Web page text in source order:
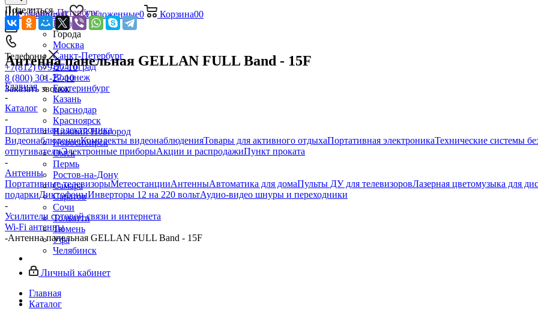
Сравнение0 Отложенные0 Корзина00
Телефоны
+7(812) 679-27-10
8 (800) 301-27-10
Заказать звонок
Санкт-Петербург
Назад
Города
Москва
Санкт-Петербург
Волгоград
Воронеж
Екатеринбург
Казань
Краснодар
Красноярск
Нижний Новгород
Новосибирск
Омск
Пермь
Ростов-на-Дону
Самара
Саратов
Сочи
Тольятти
Тюмень
Уфа
Челябинск
Личный кабинет
Главная
Каталог
Поделиться
Антенна панельная GELLAN FULL Band - 15F
Главная
-
Каталог
-
Портативная электроника
ВидеонаблюдениеКомплекты видеонаблюденияТовары для активного отдыхаПортативная электроникаТехнические системы
отпугивателиЭлектронные приборыАкции и распродажиПункт проката
-
Антенны
Портативные телевизорыМетеостанцииАнтенныАвтоматика для домаПульты ДУ для телевизоровЛазерная цветомузыка для
подаркиДиктофоныИнверторы 12 на 220 вольтАудио-видео шнуры и переходники
-
Усилители сотовой связи и интернета
Wi-Fi антенны
-Антенна панельная GELLAN FULL Band - 15F